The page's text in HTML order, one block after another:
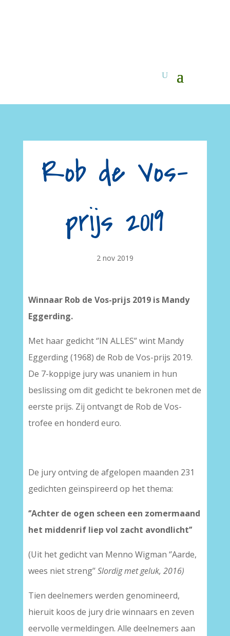
Rob de Vos-
prijs 2019
2 nov 2019
Winnaar Rob de Vos-prijs 2019 is Mandy
Eggerding.
Met haar gedicht ‘’IN ALLES” wint Mandy
Eggerding (1968) de Rob de Vos-prijs 2019.
De 7-koppige jury was unaniem in hun
beslissing om dit gedicht te bekronen met de
eerste prijs. Zij ontvangt de Rob de Vos-
trofee en honderd euro.
De jury ontving de afgelopen maanden 231
gedichten geïnspireerd op het thema:
‘’Achter de ogen scheen een zomermaand
het middenrif liep vol zacht avondlicht’’
(Uit het gedicht van Menno Wigman ‘’Aarde,
wees niet streng’’Slordig met geluk, 2016)
Tien deelnemers werden genomineerd,
hieruit koos de jury drie winnaars en zeven
eervolle vermeldingen. Alle deelnemers aan